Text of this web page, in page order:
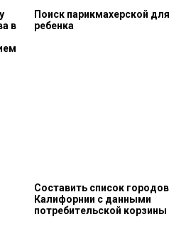
в
Поиск парикмахерской для
ребенка
Составить список городов
Калифорнии с данными
потребительской корзины